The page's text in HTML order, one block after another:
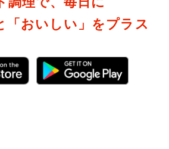
「おいしい」をプラス